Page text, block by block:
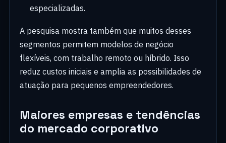
especializadas.
A pesquisa mostra também que muitos desses
segmentos permitem modelos de negócio
flexíveis, com trabalho remoto ou híbrido. Isso
reduz custos iniciais e amplia as possibilidades de
atuação para pequenos empreendedores.
Maiores empresas e tendências
do mercado corporativo